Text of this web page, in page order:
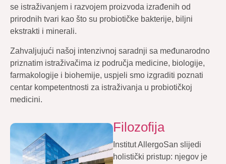
se istraživanjem i razvojem proizvoda izrađenih od
prirodnih tvari kao što su probiotičke bakterije, biljni
ekstrakti i minerali.
Zahvaljujući našoj intenzivnoj saradnji sa međunarodno
priznatim istraživačima iz područja medicine, biologije,
farmakologije i biohemije, uspjeli smo izgraditi poznati
centar kompetentnosti za istraživanja u probiotičkoj
medicini.
Filozofija
Institut AllergoSan slijedi
holistički pristup: njegov je